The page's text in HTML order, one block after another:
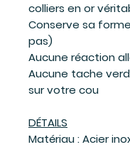
colliers en or
Conserve sa
pas)
Aucune réaction
Aucune tache
sur votre cou
DÉTAILS
Matériau : Acier